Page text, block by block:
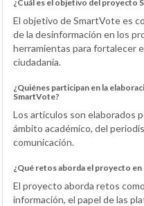
¿Cuál es el objetivo del proyecto
El objetivo de SmartVote es
de la desinformación en los
herramientas para fortalecer
ciudadanía.
¿Quiénes participan en la
SmartVote?
Los artículos son elaborados
ámbito académico, del
comunicación.
¿Qué retos aborda el proyecto
El proyecto aborda retos
información, el papel de las